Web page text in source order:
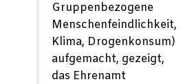
Gruppenbezogene
Menschenfeindlichkeit,
Klima, Drogenkonsum)
aufgemacht, gezeigt,
das Ehrenamt